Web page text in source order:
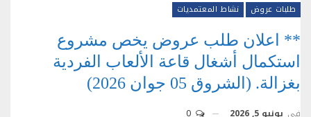
طلبات عروض نشاط المعتمديات
** اعلان طلب عروض يخص مشروع
استكمال أشغال قاعة الألعاب الفردية
بغزالة. (الشروق 05 جوان 2026)
في يونيو 5, 2026